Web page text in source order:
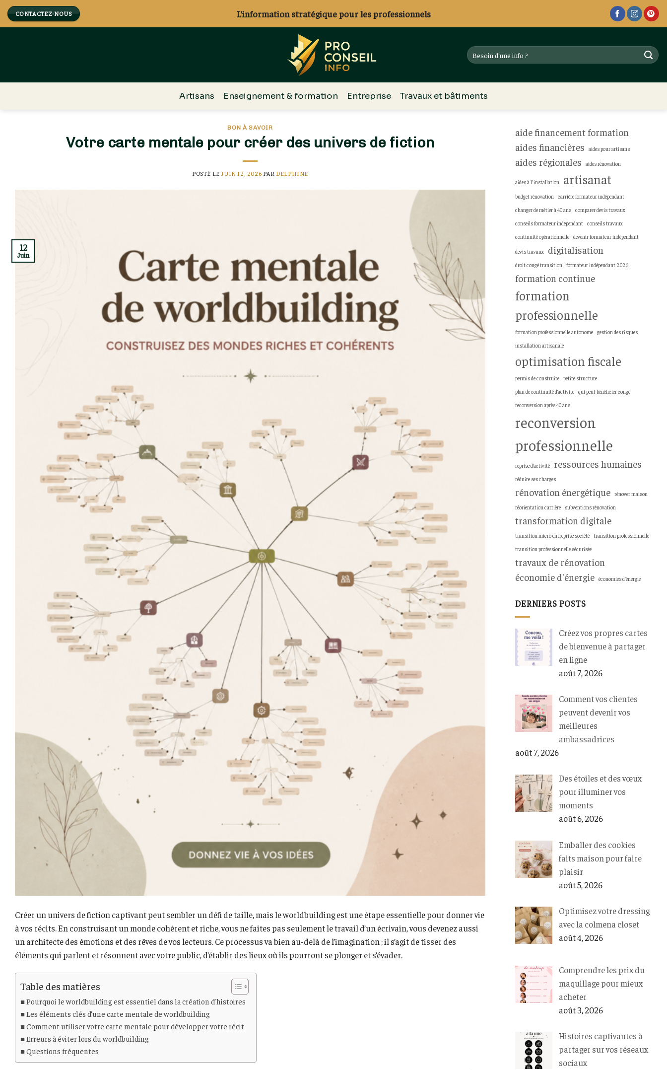
Skip
CONTACTEZ-NOUS L’information stratégique pour les professionnels
Artisans Enseignement & formation Entreprise Travaux et bâtiments
BON À SAVOIR
Votre carte mentale pour créer des univers de fiction
POSTÉ LEJUIN 12, 2026 PAR DELPHINE
12
Juin
Créer un univers de fiction captivant peut sembler un défi de taille, mais le worldbuilding est une étape essentielle pour donner vie
à vos récits. En construisant un monde cohérent et riche, vous ne faites pas seulement le travail d’un écrivain, vous devenez aussi
un architecte des émotions et des rêves de vos lecteurs. Ce processus va bien au-delà de l’imagination ; il s’agit de tisser des
éléments qui parlent et résonnent avec votre public, d’établir des lieux où ils pourront se plonger et s’évader.
Table des matières
Pourquoi le worldbuilding est essentiel dans la création d’histoires
Les éléments clés d’une carte mentale de worldbuilding
Comment utiliser votre carte mentale pour développer votre récit
Erreurs à éviter lors du worldbuilding
Questions fréquentes
aide financement formation
aides financières
aides pour artisans
aides régionales aides rénovation
aides à l’installation artisanat
budget rénovation carrière formateur indépendant
changer de métier à 40 ans comparer devis travaux
conseils formateur indépendant conseils travaux
continuité opérationnelle devenir formateur indépendant
devis travaux digitalisation
droit congé transition formateur indépendant 2026
formation continue
formation
professionnelle
formation professionnelle autonome gestion des risques
installation artisanale
optimisation fiscale
permis de construire petite structure
plan de continuité d’activité qui peut bénéficier congé
reconversion après 40 ans
reconversion
professionnelle
reprise d’activité ressources humaines
réduire ses charges
rénovation énergétique rénover maison
réorientation carrière subventions rénovation
transformation digitale
transition micro entreprise société transition professionnelle
transition professionnelle sécurisée
travaux de rénovation
économie d'énergie
économies d'énergie
DERNIERS POSTS
Créez vos propres cartes
de bienvenue à partager
en ligne
août 7, 2026
Comment vos clientes
peuvent devenir vos
meilleures
ambassadrices
août 7, 2026
Des étoiles et des vœux
pour illuminer vos
moments
août 6, 2026
Emballer des cookies
faits maison pour faire
plaisir
août 5, 2026
Optimisez votre dressing
avec la colmena closet
août 4, 2026
Comprendre les prix du
maquillage pour mieux
acheter
août 3, 2026
Histoires captivantes à
partager sur vos réseaux
sociaux